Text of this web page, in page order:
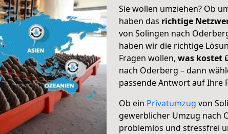
Sie wollen umziehen? Ob
haben das richtige
von Solingen nach
haben wir die richtige
Fragen wollen, was kostet
nach Oderberg – dann
passende Antwort auf Ihre
Ob ein Privatumzug von
gewerblicher Umzug nach
problemlos und stressfrei